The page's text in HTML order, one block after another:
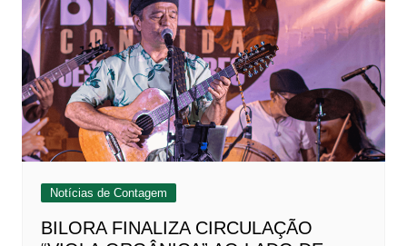
Notícias de Contagem
BILORA FINALIZA CIRCULAÇÃO